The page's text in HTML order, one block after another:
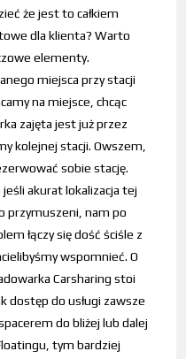
że jest to całkiem
dla klienta? Warto
elementy.
miejsca przy stacji
na miejsce, chcąc
zajęta jest już przez
kolejnej stacji. Owszem,
sobie stację.
akurat lokalizacja tej
przymuszeni, nam po
łączy się dość ściśle z
wspomnieć. O
Carsharing stoi
dostęp do usługi zawsze
do bliżej lub dalej
tym bardziej